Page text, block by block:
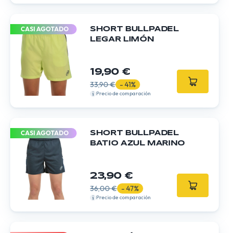
CASI AGOTADO
SHORT BULLPADEL
LEGAR LIMÓN
19,90 €
33,90 € - 41%
Precio de comparación
CASI AGOTADO
SHORT BULLPADEL
BATIO AZUL MARINO
23,90 €
36,00 € - 47%
Precio de comparación